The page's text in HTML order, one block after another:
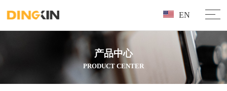
EN
产品中心
PRODUCT CENTER